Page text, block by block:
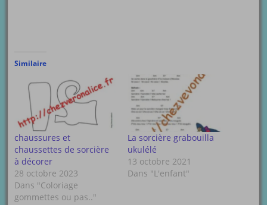
Similaire
chaussures et
chaussettes de sorcière
à décorer
28 octobre 2023
Dans "Coloriage
gommettes ou pas.."
La sorcière grabouilla
ukulélé
13 octobre 2021
Dans "L'enfant"